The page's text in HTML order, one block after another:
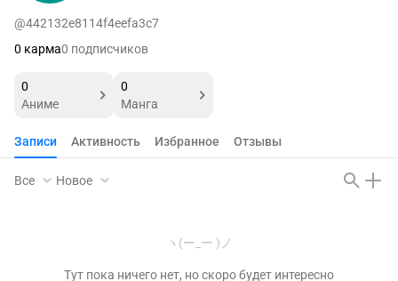
@442132e8114f4eefa3c7
0 карма0 подписчиков
0
Аниме
0
Манга
Записи Активность Избранное Отзывы
Все Новое
ヽ(ー_ー )ノ
Тут пока ничего нет, но скоро будет интересно